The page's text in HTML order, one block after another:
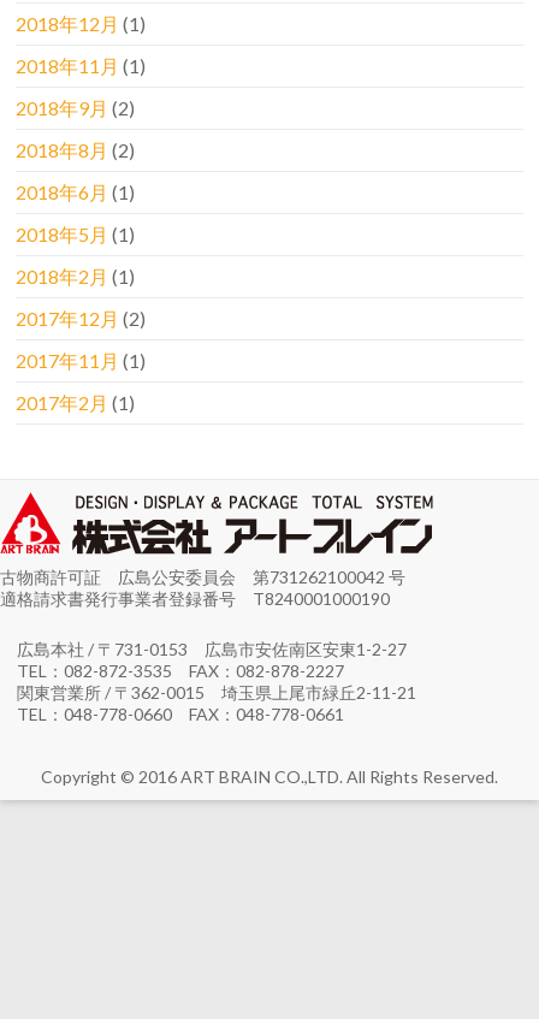
2018年12月 (1)
2018年11月 (1)
2018年9月 (2)
2018年8月 (2)
2018年6月 (1)
2018年5月 (1)
2018年2月 (1)
2017年12月 (2)
2017年11月 (1)
2017年2月 (1)
古物商許可証 広島公安委員会 第731262100042 号
適格請求書発行事業者登録番号 T8240001000190
広島本社 / 〒731-0153 広島市安佐南区安東1-2-27
TEL：082-872-3535 FAX：082-878-2227
関東営業所 / 〒362-0015 埼玉県上尾市緑丘2-11-21
TEL：048-778-0660 FAX：048-778-0661
Copyright © 2016 ART BRAIN CO.,LTD. All Rights Reserved.